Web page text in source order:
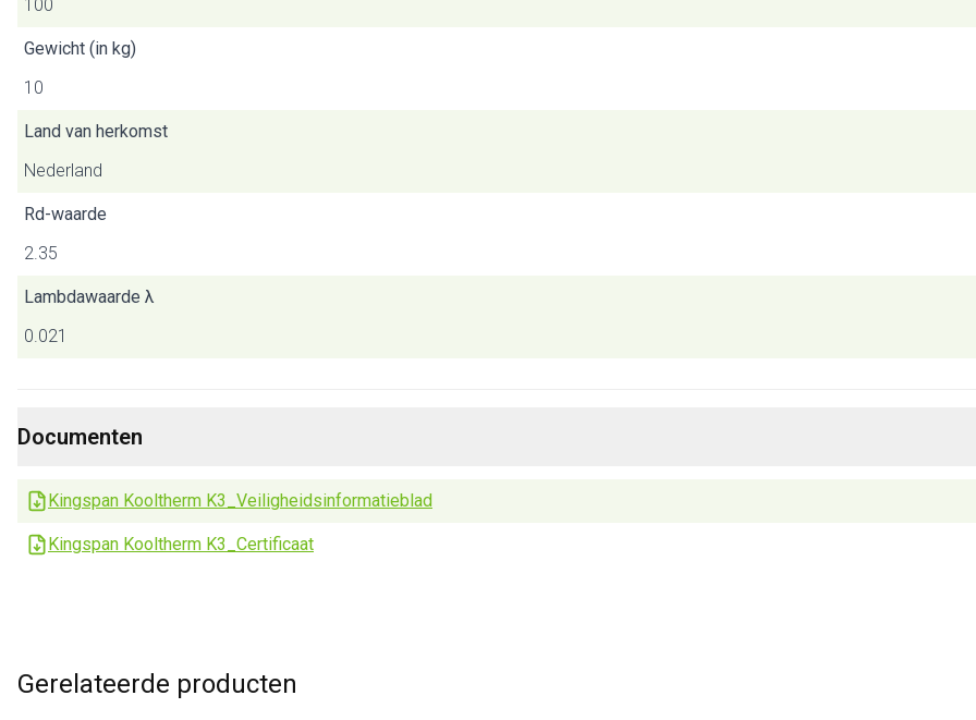
100
Gewicht (in kg)
10
Land van herkomst
Nederland
Rd-waarde
2.35
Lambdawaarde λ
0.021
Documenten
Kingspan Kooltherm K3_Veiligheidsinformatieblad
Kingspan Kooltherm K3_Certificaat
Gerelateerde producten